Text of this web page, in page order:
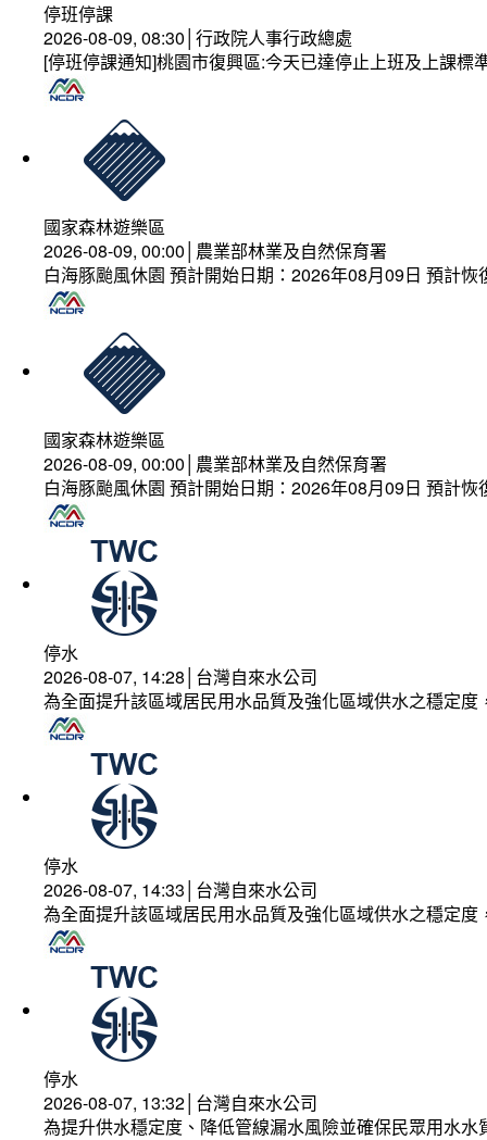
停班停課
2026-08-09, 08:30│行政院人事行政總處
[停班停課通知]桃園市復興區:今天已達停止上班及上課
國家森林遊樂區
2026-08-09, 00:00│農業部林業及自然保育署
白海豚颱風休園 預計開始日期：2026年08月09日 預計
國家森林遊樂區
2026-08-09, 00:00│農業部林業及自然保育署
白海豚颱風休園 預計開始日期：2026年08月09日 預計
停水
2026-08-07, 14:28│台灣自來水公司
為全面提升該區域居民用水品質及強化區域供水之穩定
停水
2026-08-07, 14:33│台灣自來水公司
為全面提升該區域居民用水品質及強化區域供水之穩定
停水
2026-08-07, 13:32│台灣自來水公司
為提升供水穩定度、降低管線漏水風險並確保民眾用水